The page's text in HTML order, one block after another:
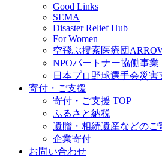
Good Links
SEMA
Disaster Relief Hub
For Women
空飛ぶ捜索医療団
NPOパートナー協働事業
日本プロ野球選手会災害
寄付・ご支援
寄付・ご支援 TOP
ふるさと納税
遺贈・相続遺産などのご
企業寄付
お問い合わせ